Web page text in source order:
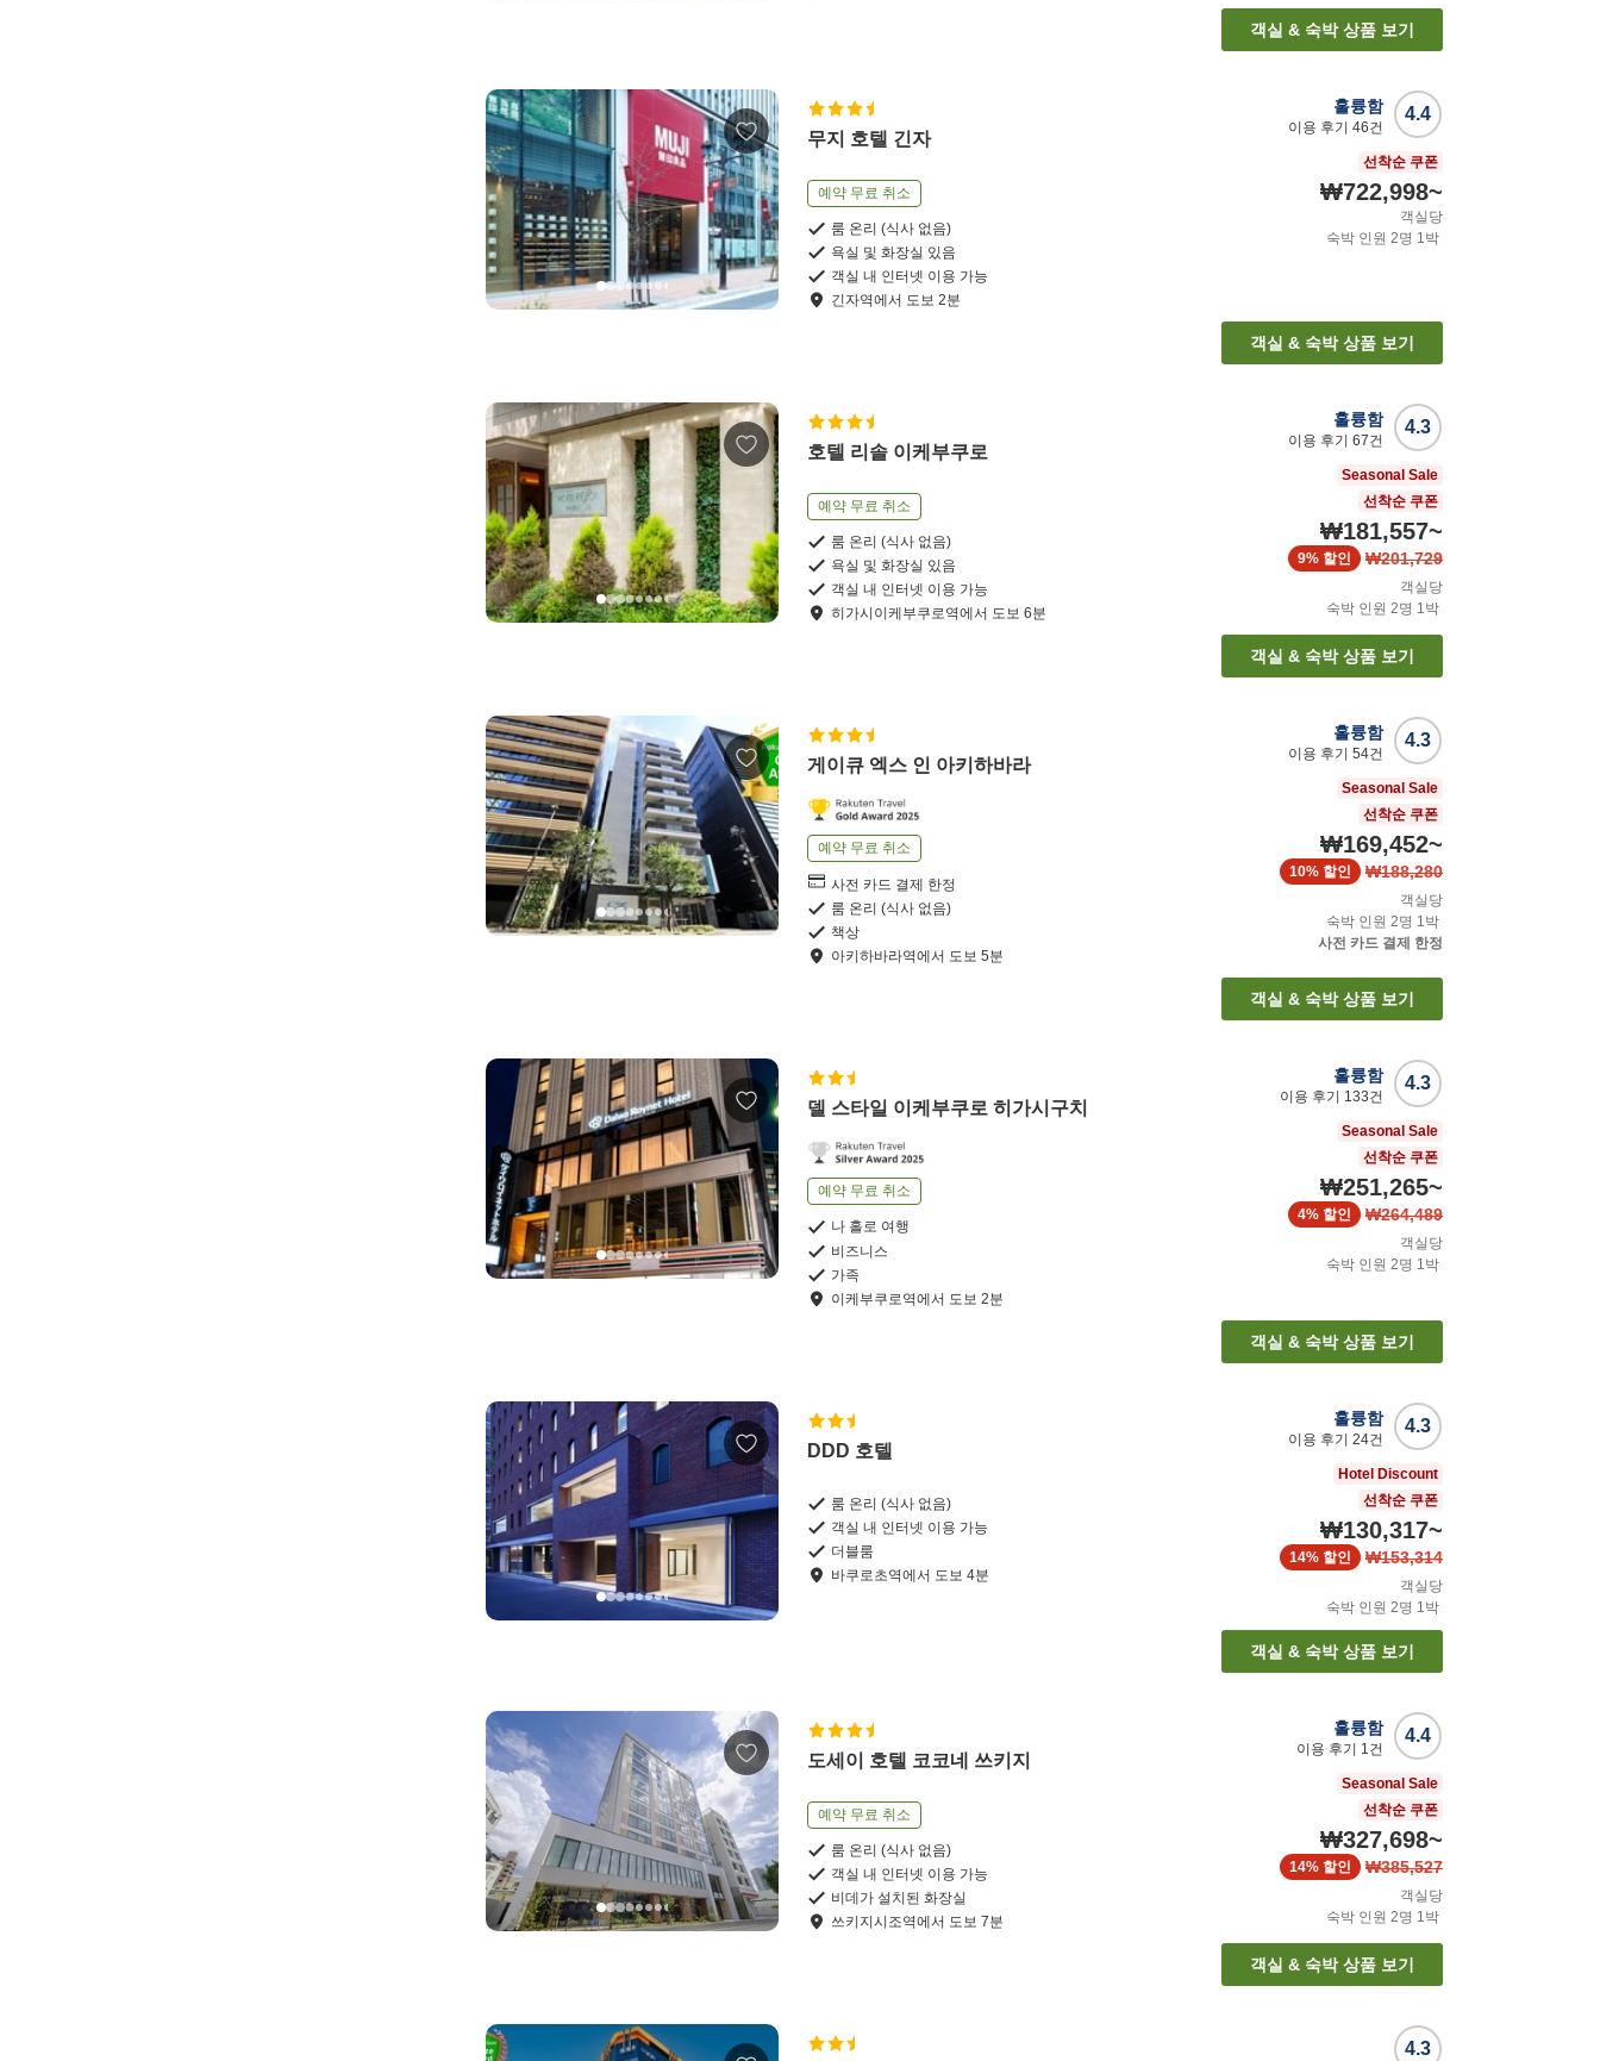
객실 & 숙박 상품 보기
무지 호텔 긴자
예약 무료 취소
룸 온리 (식사 없음)
욕실 및 화장실 있음
객실 내 인터넷 이용 가능
긴자역에서 도보 2분
4.4
훌륭함
이용 후기 46건
선착순 쿠폰
₩722,998~
객실당
숙박 인원 2명 1박
객실 & 숙박 상품 보기
호텔 리솔 이케부쿠로
예약 무료 취소
룸 온리 (식사 없음)
욕실 및 화장실 있음
객실 내 인터넷 이용 가능
히가시이케부쿠로역에서 도보 6분
4.3
훌륭함
이용 후기 67건
Seasonal Sale
선착순 쿠폰
₩181,557~
₩201,729
9% 할인
객실당
숙박 인원 2명 1박
객실 & 숙박 상품 보기
게이큐 엑스 인 아키하바라
예약 무료 취소
사전 카드 결제 한정
룸 온리 (식사 없음)
책상
아키하바라역에서 도보 5분
4.3
훌륭함
이용 후기 54건
Seasonal Sale
선착순 쿠폰
₩169,452~
₩188,280
10% 할인
객실당
숙박 인원 2명 1박
사전 카드 결제 한정
객실 & 숙박 상품 보기
델 스타일 이케부쿠로 히가시구치
예약 무료 취소
나 홀로 여행
비즈니스
가족
이케부쿠로역에서 도보 2분
4.3
훌륭함
이용 후기 133건
Seasonal Sale
선착순 쿠폰
₩251,265~
₩264,489
4% 할인
객실당
숙박 인원 2명 1박
객실 & 숙박 상품 보기
DDD 호텔
룸 온리 (식사 없음)
객실 내 인터넷 이용 가능
더블룸
바쿠로초역에서 도보 4분
4.3
훌륭함
이용 후기 24건
Hotel Discount
선착순 쿠폰
₩130,317~
₩153,314
14% 할인
객실당
숙박 인원 2명 1 박
객실 & 숙박 상품 보기
도세이 호텔 코코네 쓰키지
예약 무료 취소
룸 온리 (식사 없음)
객실 내 인터넷 이용 가능
비데가 설치된 화장실
쓰키지시조역에서 도보 7분
4.4
훌륭함
이용 후기 1건
Seasonal Sale
선착순 쿠폰
₩327,698~
₩385,527
14% 할인
객실당
숙박 인원 2명 1박
객실 & 숙박 상품 보기
4.3